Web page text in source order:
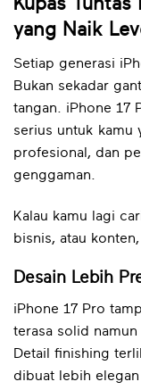
yang Naik
Setiap generasi
Bukan sekadar
tangan. iPhone 17
serius untuk kamu
profesional, dan
genggaman.
Kalau kamu lagi
bisnis, atau
Desain Lebih
iPhone 17 Pro
terasa solid namun
Detail finishing
dibuat lebih